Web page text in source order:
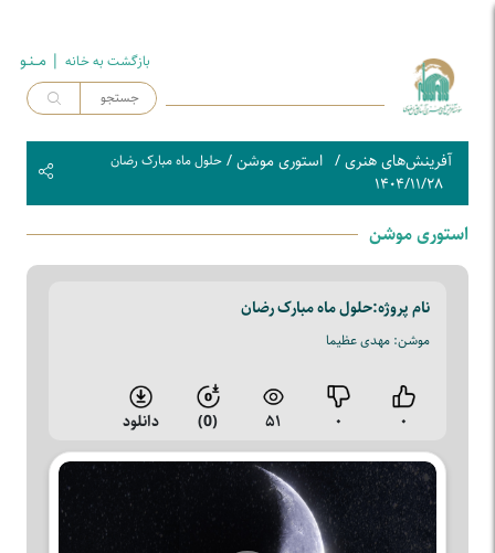
بازگشت به خـانه | مــنـو
آفرینش‌های هنری/ استوری موشن/ حلول ماه مبارک رضان
۱۴۰۴/۱۱/۲۸
استوری موشن
نام پروژه:حلول ماه مبارک رضان
موشن: مهدی عظیما
۰ ۰ ۵۱ (0) دانلود